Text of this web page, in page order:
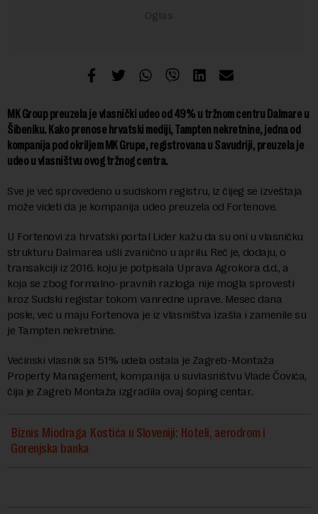
MK Group preuzela je vlasnički udeo od 49% u tržnom centru Dalmare u
Šibeniku. Kako prenose hrvatski mediji, Tampten nekretnine, jedna od
kompanija pod okriljem MK Grupe, registrovana u Savudriji, preuzela je
udeo u vlasništvu ovog tržnog centra.
Sve je već sprovedeno u sudskom registru, iz čijeg se izveštaja
može videti da je kompanija udeo preuzela od Fortenove.
U Fortenovi za hrvatski portal Lider kažu da su oni u vlasničku
strukturu Dalmarea ušli zvanično u aprilu. Reč je, dodaju, o
transakciji iz 2016. koju je potpisala Uprava Agrokora d.d., a
koja se zbog formalno-pravnih razloga nije mogla sprovesti
kroz Sudski registar tokom vanredne uprave. Mesec dana
posle, već u maju Fortenova je iz vlasništva izašla i zamenile su
je Tampten nekretnine.
Većinski vlasnik sa 51% udela ostala je Zagreb-Montaža
Property Management, kompanija u suvlasništvu Vlade Čovića,
čija je Zagreb Montaža izgradila ovaj šoping centar.
Biznis Miodraga Kostića u Sloveniji: Hoteli, aerodrom i
Gorenjska banka